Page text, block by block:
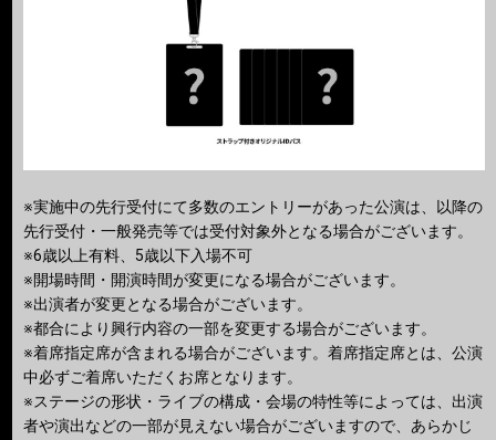
※実施中の先行受付にて多数のエントリーがあった公演は、以降の
先行受付・一般発売等では受付対象外となる場合がございます。
※6歳以上有料、5歳以下入場不可
※開場時間・開演時間が変更になる場合がございます。
※出演者が変更となる場合がございます。
※都合により興行内容の一部を変更する場合がございます。
※着席指定席が含まれる場合がございます。着席指定席とは、公演
中必ずご着席いただくお席となります。
※ステージの形状・ライブの構成・会場の特性等によっては、出演
者や演出などの一部が見えない場合がございますので、あらかじ